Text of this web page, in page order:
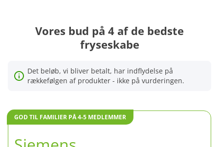
Vores bud på 4 af de bedste
fryseskabe
Det beløb, vi bliver betalt, har indflydelse på
rækkefølgen af produkter - ikke på vurderingen.
GOD TIL FAMILIER PÅ 4-5 MEDLEMMER